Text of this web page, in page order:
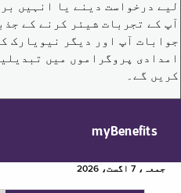
لیے درخواست دینے یا انہیں
آپ کے تجربات شیئر کرنے کے
جوابات آپ اور دیگر نیویارک
امدادی پروگراموں میں
کریں گے۔
myBenefits
جمعہ، 7 اگست، 2026